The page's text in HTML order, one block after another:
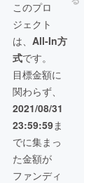
ンタイ
ムでご
覧いた
だけな
い場合
は、後
日、編
集した
動画を
クラウ
ドにて
アップ
し、各
自でダ
ウン
ロード
ンライ
ンで繋
ぎ、様
子をご
覧いた
だきま
す
（2021
年10月
上旬の
予
定）。
ご都合
により
オンタ
イムで
このプロ
ジェクト
は、 All-In方
式です。
目標金額に
関わらず、
2021/08/31
23:59:59ま
でに集まっ
た金額が
ファンディ